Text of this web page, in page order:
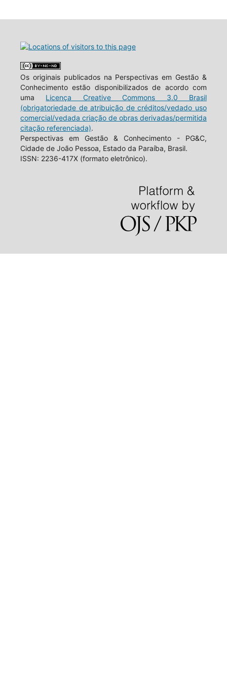
Os originais publicados na Perspectivas em Gestão &
Conhecimento estão disponibilizados de acordo com
uma Licença Creative Commons 3.0 Brasil
(obrigatoriedade de atribuição de créditos/vedado uso
comercial/vedada criação de obras derivadas/permitida
citação referenciada).
Perspectivas em Gestão & Conhecimento - PG&C,
Cidade de João Pessoa, Estado da Paraíba, Brasil.
ISSN: 2236-417X (formato eletrônico).